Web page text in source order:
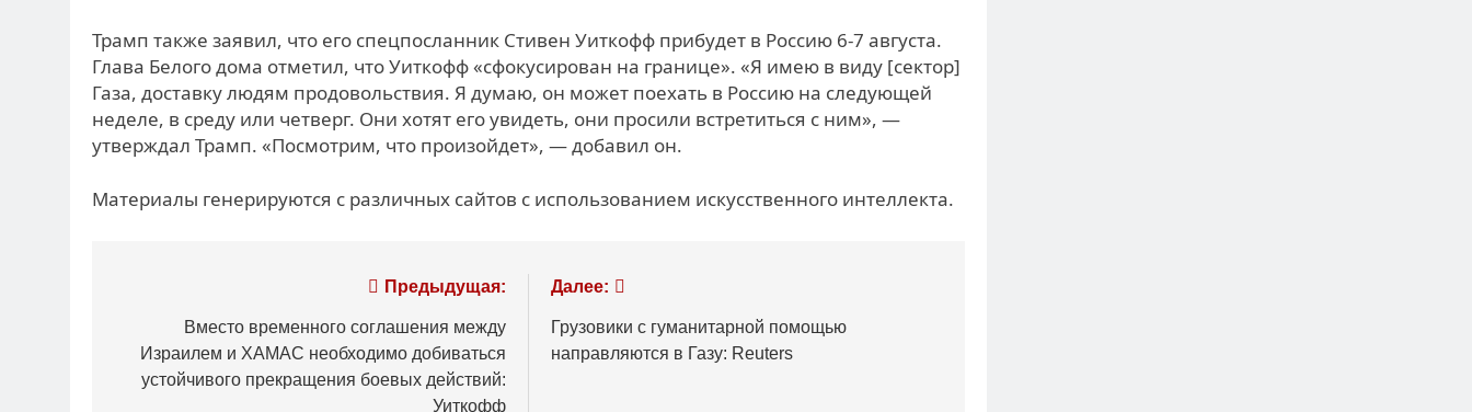
Трамп также заявил, что его спецпосланник Стивен Уиткофф прибудет в Россию 6-7 августа.
Глава Белого дома отметил, что Уиткофф «сфокусирован на границе». «Я имею в виду [сектор]
Газа, доставку людям продовольствия. Я думаю, он может поехать в Россию на следующей
неделе, в среду или четверг. Они хотят его увидеть, они просили встретиться с ним», —
утверждал Трамп. «Посмотрим, что произойдет», — добавил он.
Материалы генерируются с различных сайтов с использованием искусственного интеллекта.
записям
Предыдущая:
Вместо временного соглашения между
Израилем и ХАМАС необходимо добиваться
устойчивого прекращения боевых действий:
Уиткофф
Далее:
Грузовики с гуманитарной помощью
направляются в Газу: Reuters